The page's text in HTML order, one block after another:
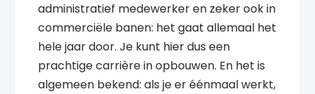
administratief medewerker en zeker ook in
commerciële banen: het gaat allemaal het
hele jaar door. Je kunt hier dus een
prachtige carrière in opbouwen. En het is
algemeen bekend: als je er éénmaal werkt,